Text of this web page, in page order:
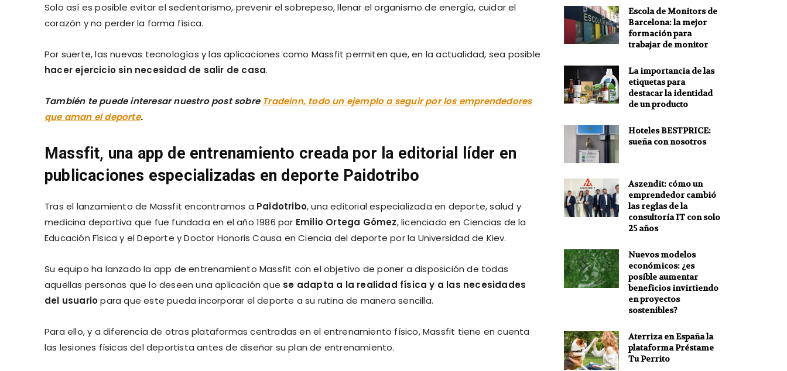
Solo así es posible evitar el sedentarismo, prevenir el sobrepeso, llenar el organismo de energía, cuidar el
corazón y no perder la forma física.
Por suerte, las nuevas tecnologías y las aplicaciones como Massfit permiten que, en la actualidad, sea posible
hacer ejercicio sin necesidad de salir de casa.
También te puede interesar nuestro post sobre Tradeinn, todo un ejemplo a seguir por los emprendedores
que aman el deporte.
Massfit, una app de entrenamiento creada por la editorial líder en
publicaciones especializadas en deporte Paidotribo
Tras el lanzamiento de Massfit encontramos a Paidotribo, una editorial especializada en deporte, salud y
medicina deportiva que fue fundada en el año 1986 por Emilio Ortega Gómez, licenciado en Ciencias de la
Educación Física y el Deporte y Doctor Honoris Causa en Ciencia del deporte por la Universidad de Kiev.
Su equipo ha lanzado la app de entrenamiento Massfit con el objetivo de poner a disposición de todas
aquellas personas que lo deseen una aplicación que se adapta a la realidad física y a las necesidades
del usuariopara que este pueda incorporar el deporte a su rutina de manera sencilla.
Para ello, y a diferencia de otras plataformas centradas en el entrenamiento físico, Massfit tiene en cuenta
las lesiones físicas del deportista antes de diseñar su plan de entrenamiento.
Escola de Monitors de
Barcelona: la mejor
formación para
trabajar de monitor
La importancia de las
etiquetas para
destacar la identidad
de un producto
Hoteles BESTPRICE:
sueña con nosotros
Aszendit: cómo un
emprendedor cambió
las reglas de la
consultoría IT con solo
25 años
Nuevos modelos
económicos: ¿es
posible aumentar
beneficios invirtiendo
en proyectos
sostenibles?
Aterriza en España la
plataforma Préstame
Tu Perrito